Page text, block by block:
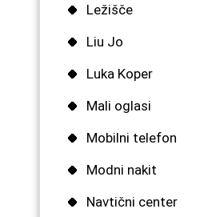
Ležišče
Liu Jo
Luka Koper
Mali oglasi
Mobilni telefon
Modni nakit
Navtični center